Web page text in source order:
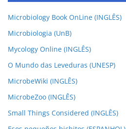
Microbiology Book OnLine (INGLÊS)
Microbiologia (UnB)
Mycology Online (INGLÊS)
O Mundo das Leveduras (UNESP)
MicrobeWiki (INGLÊS)
MicrobeZoo (INGLÊS)
Small Things Considered (INGLÊS)